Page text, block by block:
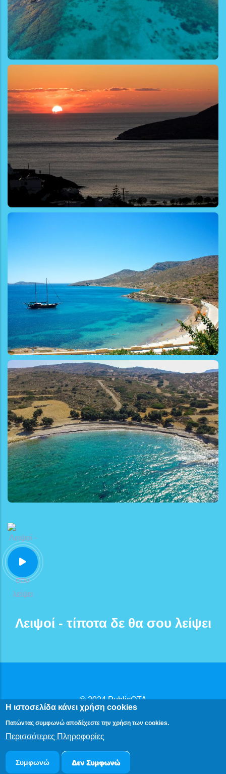
Λειψοί - τίποτα δε θα σου λείψει
© 2024PublicOTA
Δήλωση Προβασιμότητας|Πολιτική Προστασίας
Προσωπικών Δεδομένων
Η ιστοσελίδα κάνει χρήση cookies
Πατώντας συμφωνώ αποδέχεστε την χρήση των cookies.
Περισσότερες Πληροφορίες
Συμφωνώ Δεν Συμφωνώ